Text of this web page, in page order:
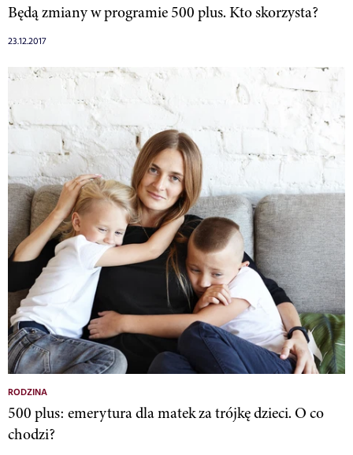
Będą zmiany w programie 500 plus. Kto skorzysta?
23.12.2017
RODZINA
500 plus: emerytura dla matek za trójkę dzieci. O co
chodzi?